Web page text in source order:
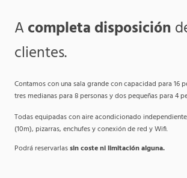
Acompleta disposición
clientes.
Contamos con una sala grande con capacidad para 16
tres medianas para 8 personas y dos pequeñas para 4
Todas equipadas con aire acondicionado
(10m), pizarras, enchufes y conexión de red y Wifi.
Podrá reservarlassin coste ni limitación alguna.